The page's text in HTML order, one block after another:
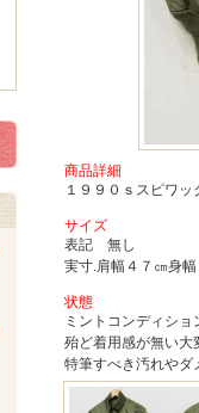
商品詳細
１９９０ｓスピワ
サイズ
表記 無し
実寸.肩幅４７㎝身
状態
ミントコンディショ
殆ど着用感が無い大
特筆すべき汚れやダ